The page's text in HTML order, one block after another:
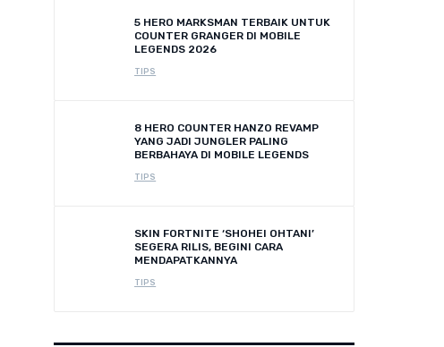
5 HERO MARKSMAN TERBAIK UNTUK
COUNTER GRANGER DI MOBILE
LEGENDS 2026
TIPS
8 HERO COUNTER HANZO REVAMP
YANG JADI JUNGLER PALING
BERBAHAYA DI MOBILE LEGENDS
TIPS
SKIN FORTNITE ‘SHOHEI OHTANI’
SEGERA RILIS, BEGINI CARA
MENDAPATKANNYA
TIPS